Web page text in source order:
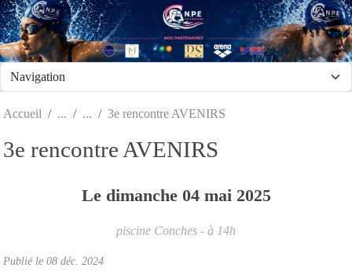
Accueil 3e rencontre AVENIRS
3e rencontre AVENIRS
Le dimanche 04 mai 2025
piscine Conches - à 14h
Publié le 08 déc. 2024
Panneau de gestion des cookies